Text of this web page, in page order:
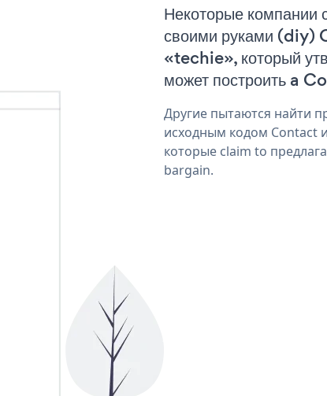
Некоторые компании
своими руками (diy)
«techie», который
может построить a
Другие пытаются найти
исходным кодом Contact
которые claim to
bargain.